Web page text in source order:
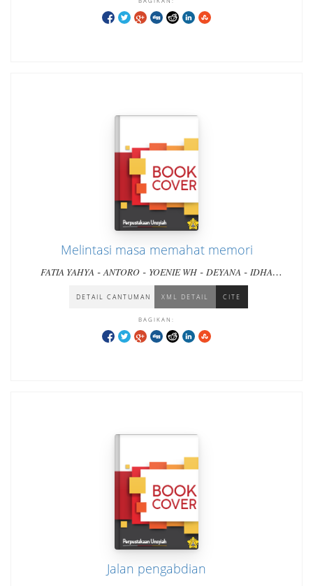
Melintasi masa memahat memori
FATIA YAHYA - ANTORO - YOENIE WH - DEYANA - IDHA
DAN LIMA BELAS PENULIS LAINNYA
DETAIL CANTUMAN XML DETAIL CITE
BAGIKAN:
Jalan pengabdian